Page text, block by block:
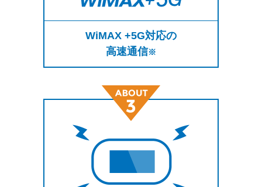
WiMAX +5G対応の
高速通信※